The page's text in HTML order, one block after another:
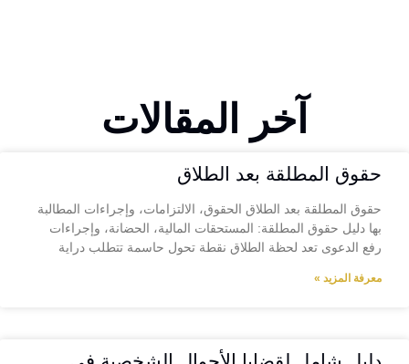
آخر المقالات
حقوق المطلقة بعد الطلاق
حقوق المطلقة بعد الطلاق الحقوق، الالتزامات، وإجراءات المطالبة
بها دليل حقوق المطلقة: المستحقات المالية، الحضانة، وإجراءات
رفع الدعوى تعد لحظة الطلاق نقطة تحول حاسمة تتطلب دراية
معرفة المزيد »